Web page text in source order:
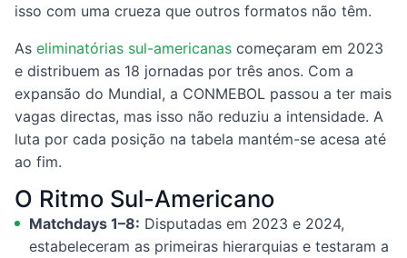
isso com uma crueza que outros formatos não têm.
As eliminatórias sul-americanas começaram em 2023
e distribuem as 18 jornadas por três anos. Com a
expansão do Mundial, a CONMEBOL passou a ter mais
vagas directas, mas isso não reduziu a intensidade. A
luta por cada posição na tabela mantém-se acesa até
ao fim.
O Ritmo Sul-Americano
Matchdays 1–8: Disputadas em 2023 e 2024,
estabeleceram as primeiras hierarquias e testaram a